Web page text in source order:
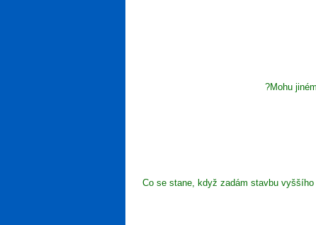
Mohu
Co se stane, když zadám stavbu